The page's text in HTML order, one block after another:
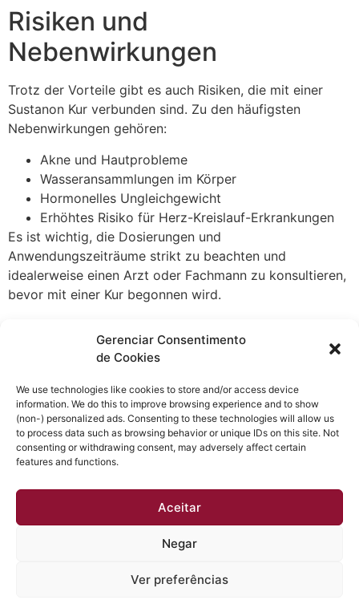
Gerenciar Consentimento
de Cookies
We use technologies like cookies to store and/or access device
information. We do this to improve browsing experience and to show
(non-) personalized ads. Consenting to these technologies will allow us
to process data such as browsing behavior or unique IDs on this site. Not
consenting or withdrawing consent, may adversely affect certain
features and functions.
Aceitar
Negar
Ver preferências
Risiken und
Nebenwirkungen
Trotz der Vorteile gibt es auch Risiken, die mit einer
Sustanon Kur verbunden sind. Zu den häufigsten
Nebenwirkungen gehören:
Akne und Hautprobleme
Wasseransammlungen im Körper
Hormonelles Ungleichgewicht
Erhöhtes Risiko für Herz-Kreislauf-Erkrankungen
Es ist wichtig, die Dosierungen und
Anwendungszeiträume strikt zu beachten und
idealerweise einen Arzt oder Fachmann zu konsultieren,
bevor mit einer Kur begonnen wird.
Eine Sustanon Kur kann viele Vorteile für Sportler
bieten, sollte jedoch mit Vorsicht angegangen werden.
Informieren Sie sich gründlich über die Anwendung,
Dosierung und mögliche Risiken, um die besten
Ergebnisse zu erzielen und Ihre Gesundheit nicht zu
gefährden.
Obtenha a melhor qualidade acústica e térmica em sua
casa. Esquadrias instaladas em até 30 dias e sem dor
de cabeça.